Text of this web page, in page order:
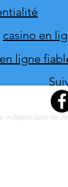
casino en
ligne
indépendant de